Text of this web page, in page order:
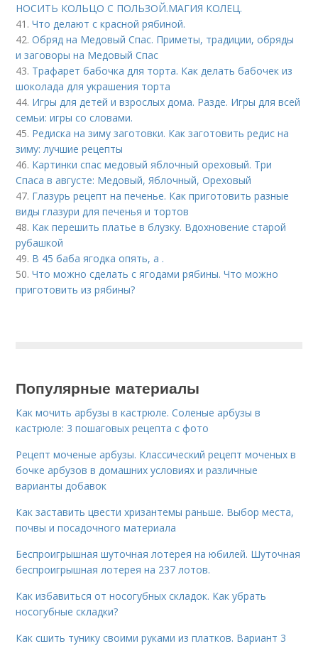
НОСИТЬ КОЛЬЦО С ПОЛЬЗОЙ.МАГИЯ КОЛЕЦ.
41.Что делают с красной рябиной.
42.Обряд на Медовый Спас. Приметы, традиции, обряды
и заговоры на Медовый Спас
43. Трафарет бабочка для торта. Как делать бабочек из
шоколада для украшения торта
44. Игры для детей и взрослых дома. Разде. Игры для всей
семьи: игры со словами.
45. Редиска на зиму заготовки. Как заготовить редис на
зиму: лучшие рецепты
46. Картинки спас медовый яблочный ореховый. Три
Спаса в августе: Медовый, Яблочный, Ореховый
47. Глазурь рецепт на печенье. Как приготовить разные
виды глазури для печенья и тортов
48. Как перешить платье в блузку. Вдохновение старой
рубашкой
49. В 45 баба ягодка опять, а .
50.Что можно сделать с ягодами рябины. Что можно
приготовить из рябины?
Популярные материалы
Как мочить арбузы в кастрюле. Соленые арбузы в
кастрюле: 3 пошаговых рецепта с фото
Рецепт моченые арбузы. Классический рецепт моченых в
бочке арбузов в домашних условиях и различные
варианты добавок
Как заставить цвести хризантемы раньше. Выбор места,
почвы и посадочного материала
Беспроигрышная шуточная лотерея на юбилей. Шуточная
беспроигрышная лотерея на 237 лотов.
Как избавиться от носогубных складок. Как убрать
носогубные складки?
Как сшить тунику своими руками из платков. Вариант 3